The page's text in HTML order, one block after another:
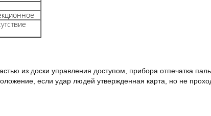
из доски управления доступом, прибора отпечатка
если удар людей утвержденная карта, но не